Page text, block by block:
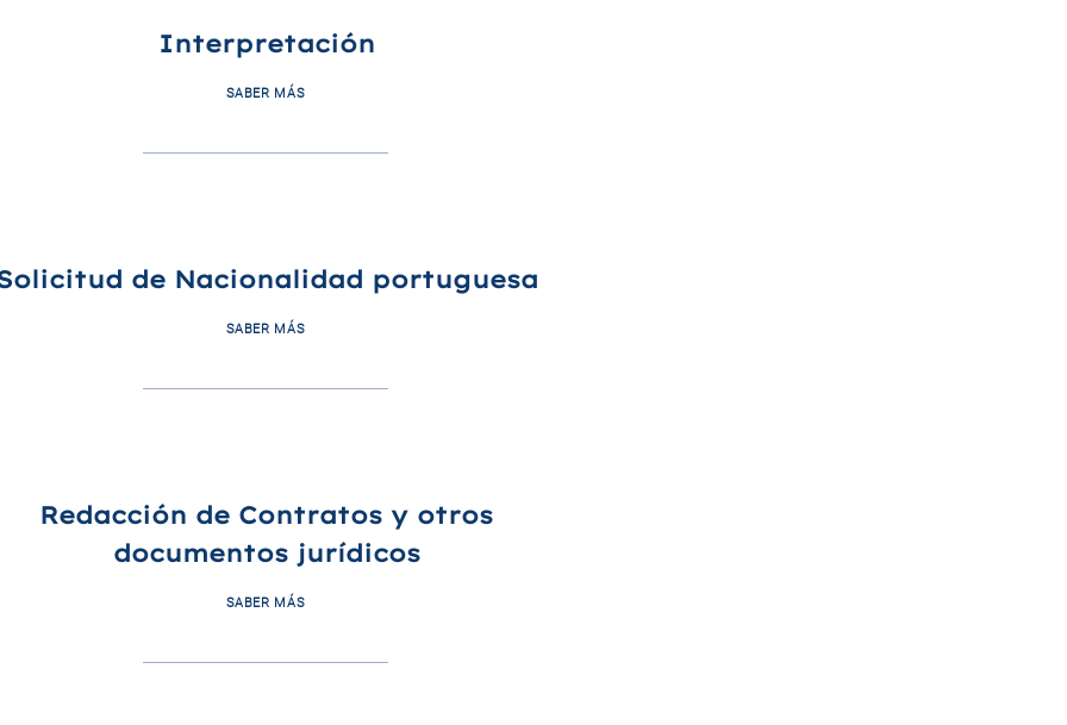
Interpretación
SABER MÁS
de Nacionalidad portuguesa
SABER MÁS
Redacción de Contratos y otros
documentos jurídicos
SABER MÁS